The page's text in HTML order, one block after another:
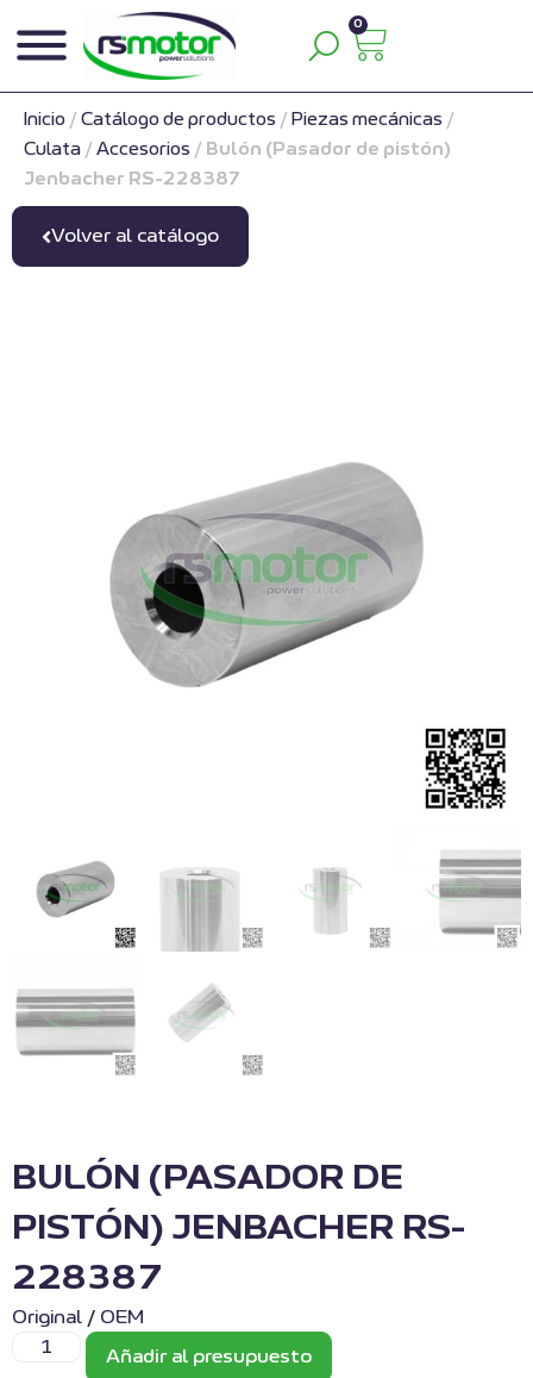
0
Inicio / Catálogo de productos / Piezas mecánicas /
Culata / Accesorios / Bulón (Pasador de pistón)
Jenbacher RS-228387
Volver al catálogo
BULÓN (PASADOR DE
PISTÓN) JENBACHER RS-
228387
Original / OEM
Añadir al presupuesto